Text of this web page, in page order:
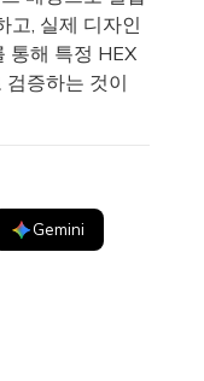
고, 실제 디자인
통해 특정 HEX
증하는 것이
Gemini